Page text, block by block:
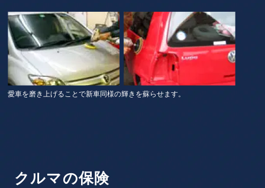
愛車を磨き上げることで新車同様の輝きを蘇らせます。
クルマの保険